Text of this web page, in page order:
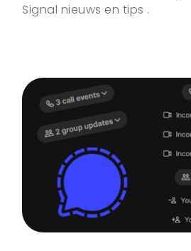
Signal nieuws en tips .